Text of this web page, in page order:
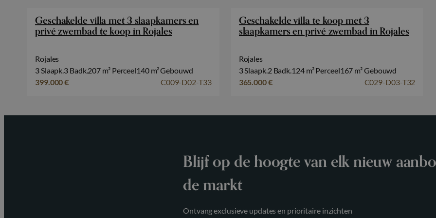
Geschakelde villa met 3 slaapkamers en
privé zwembad te koop in Rojales
Rojales
3 Slaapk.3 Badk.207 m² Perceel140 m² Gebouwd
399.000 €
C009-D02-T33
Geschakelde villa te koop met 3
slaapkamers en privé zwembad in Rojales
Rojales
3 Slaapk.2 Badk.124 m² Perceel167 m² Gebouwd
365.000 €
C029-D03-T32
Blijf op de hoogte van elk nieuw
de markt
Ontvang exclusieve updates en prioritaire inzichten